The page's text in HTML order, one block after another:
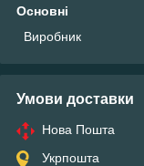
Основні
Виробник
Умови доставки
Нова Пошта
Укрпошта